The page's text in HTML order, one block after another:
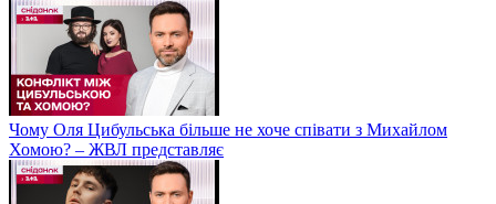
Чому Оля Цибульська більше не хоче співати з Михайлом
Хомою? – ЖВЛ представляє